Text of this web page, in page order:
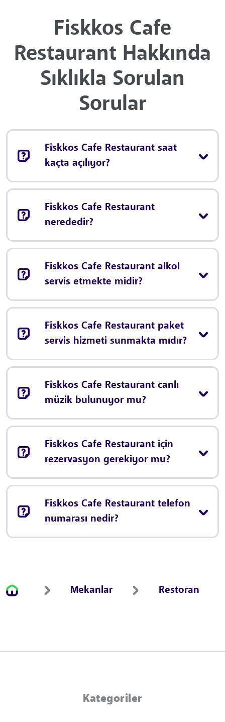
Fiskkos Cafe
Restaurant Hakkında
Sıklıkla Sorulan
Sorular
Fiskkos Cafe Restaurant saat
kaçta açılıyor?
Fiskkos Cafe Restaurant
nerededir?
Fiskkos Cafe Restaurant alkol
servis etmekte midir?
Fiskkos Cafe Restaurant paket
servis hizmeti sunmakta mıdır?
Fiskkos Cafe Restaurant canlı
müzik bulunuyor mu?
Fiskkos Cafe Restaurant için
rezervasyon gerekiyor mu?
Fiskkos Cafe Restaurant telefon
numarası nedir?
Mekanlar Restoran
Kategoriler